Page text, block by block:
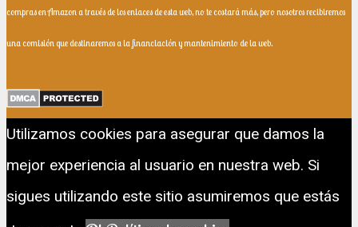
compras en Amazon a través de los enlaces de esta web, no te costará más, pero nosotros recibiremos
una comisión que destinaremos a la financiación y mantenimiento de la web.
Utilizamos cookies para asegurar que damos la
mejor experiencia al usuario en nuestra web. Si
sigues utilizando este sitio asumiremos que estás